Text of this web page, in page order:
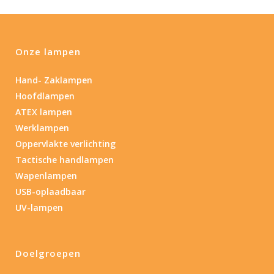
Onze lampen
Hand- Zaklampen
Hoofdlampen
ATEX lampen
Werklampen
Oppervlakte verlichting
Tactische handlampen
Wapenlampen
USB-oplaadbaar
UV-lampen
Doelgroepen